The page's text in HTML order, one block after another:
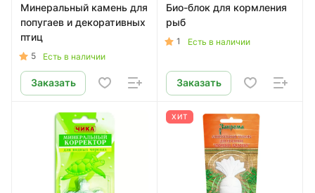
Минеральный камень для
попугаев и декоративных
птиц
5 Есть в наличии
Заказать
Био-блок для кормления
рыб
1 Есть в наличии
Заказать
ХИТ